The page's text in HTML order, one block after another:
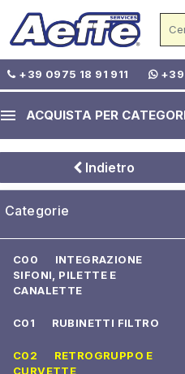
+39 0975 18 91 911
menu ACQUISTA PER
Indietro
Categorie
C00 INTEGRAZIONE
SIFONI, PILETTE E
CANALETTE
C01 RUBINETTI FILTRO
C02 RETROGRUPPO E
CURVETTE